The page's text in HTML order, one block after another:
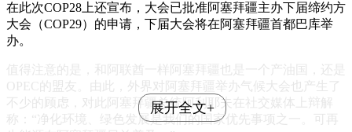
在此次COP28上还宣布，大会已批准阿塞拜疆主办下届缔约方
大会（COP29）的申请，下届大会将在阿塞拜疆首都巴库举
办。
值得注意的是，和阿联酋一样阿塞拜疆也是一个产油国，还是
OPEC的盟友。由此，外界对阿塞拜疆举办气候大会也产生了
不少的顾虑，对此阿塞拜疆总统阿利耶夫在社交媒体上辩解
称：“净化环境、绿色发展是我们的国家优先事项之一。可再
展开全文+